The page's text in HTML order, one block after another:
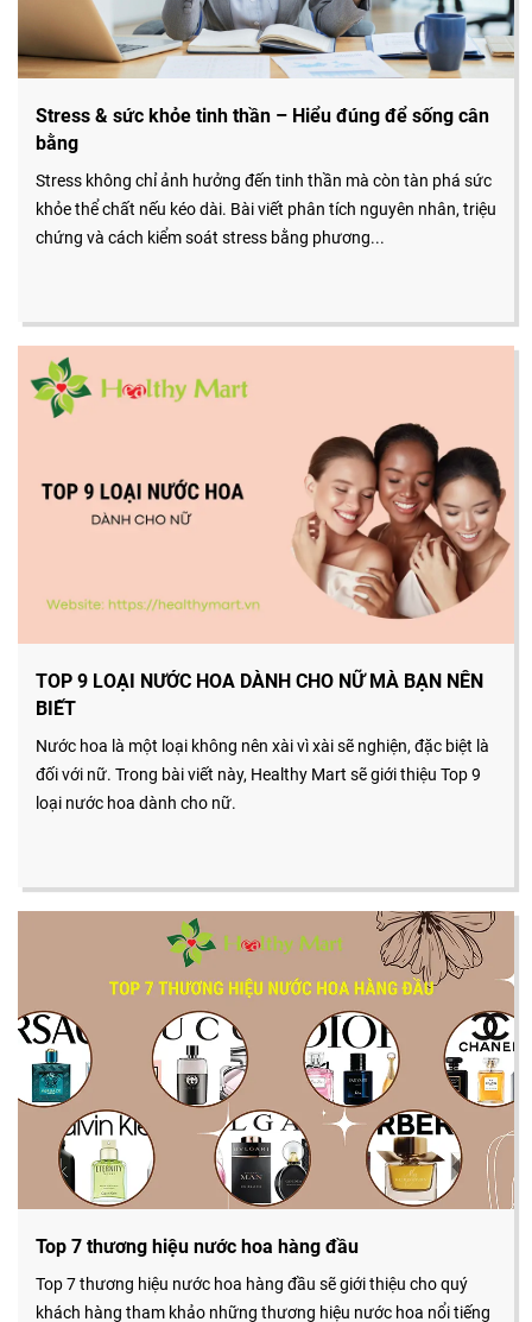
Stress & sức khỏe tinh thần – Hiểu đúng để sống cân
bằng
Stress không chỉ ảnh hưởng đến tinh thần mà còn tàn phá sức
khỏe thể chất nếu kéo dài. Bài viết phân tích nguyên nhân, triệu
chứng và cách kiểm soát stress bằng phương...
TOP 9 LOẠI NƯỚC HOA DÀNH CHO NỮ MÀ BẠN NÊN
BIẾT
Nước hoa là một loại không nên xài vì xài sẽ nghiện, đặc biệt là
đối với nữ. Trong bài viết này, Healthy Mart sẽ giới thiệu Top 9
loại nước hoa dành cho nữ.
Top 7 thương hiệu nước hoa hàng đầu
Top 7 thương hiệu nước hoa hàng đầu sẽ giới thiệu cho quý
khách hàng tham khảo những thương hiệu nước hoa nổi tiếng